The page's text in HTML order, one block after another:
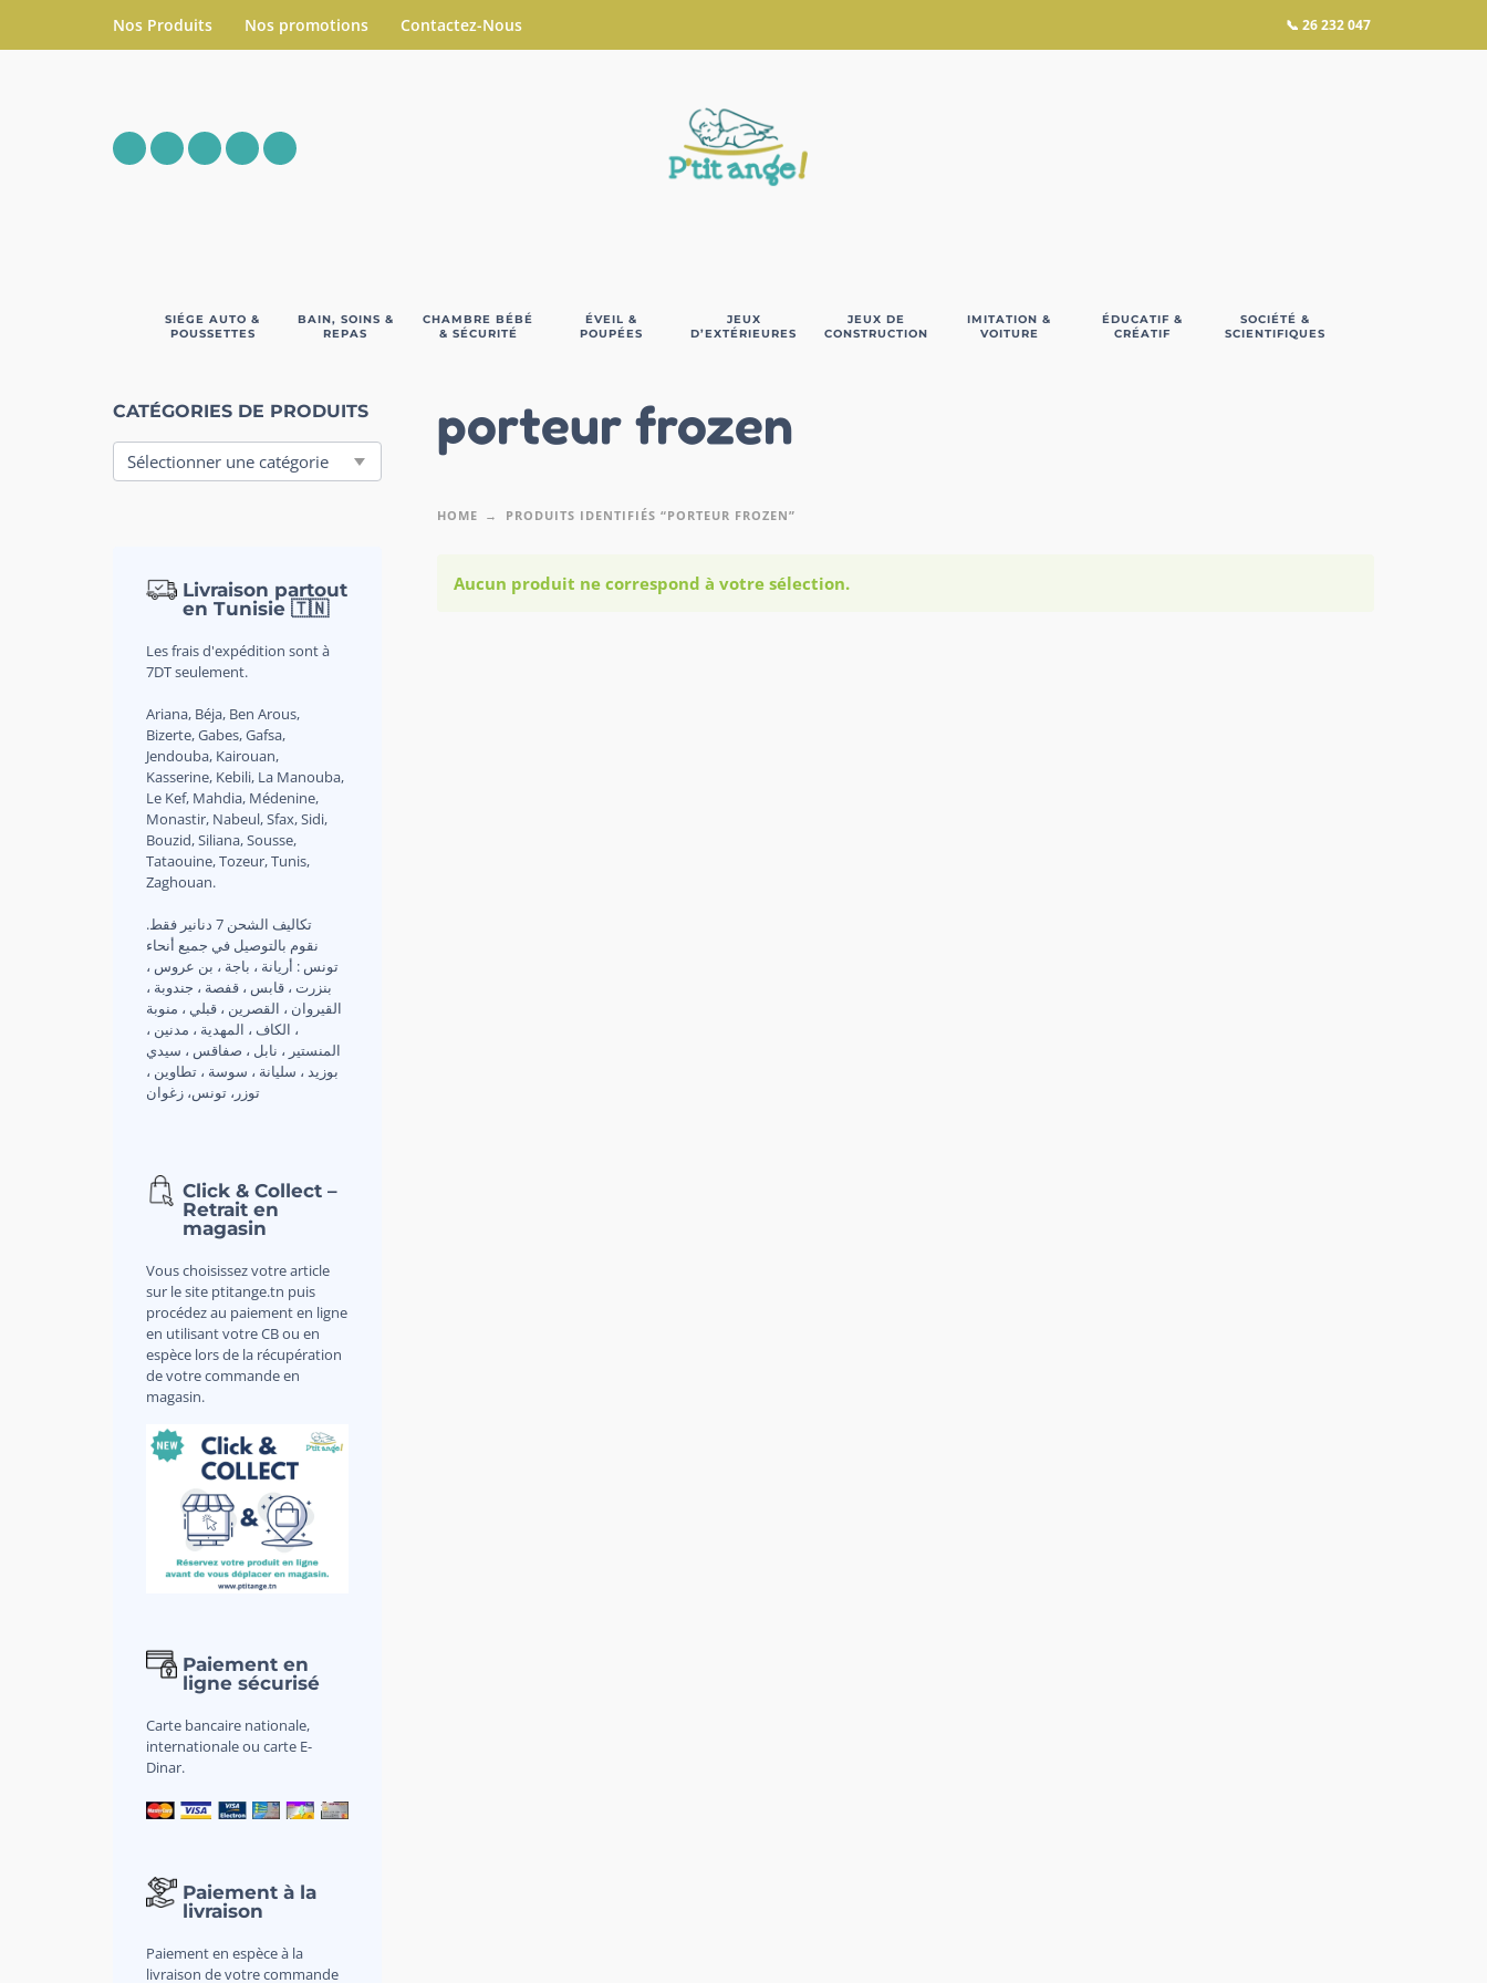
Nos Produits Nos promotions Contactez-Nous 📞 26 232 047
SIÉGE AUTO &
POUSSETTES
BAIN, SOINS &
REPAS
CHAMBRE BÉBÉ
& SÉCURITÉ
ÉVEIL &
POUPÉES
JEUX
D’EXTÉRIEURES
JEUX DE
CONSTRUCTION
IMITATION &
VOITURE
ÉDUCATIF &
CRÉATIF
SOCIÉTÉ &
SCIENTIFIQUES
CATÉGORIES DE PRODUITS
Livraison partout
en Tunisie 🇹🇳
Les frais d'expédition sont à
7DT seulement.
Ariana, Béja, Ben Arous,
Bizerte, Gabes, Gafsa,
Jendouba, Kairouan,
Kasserine, Kebili, La Manouba,
Le Kef, Mahdia, Médenine,
Monastir, Nabeul, Sfax, Sidi,
Bouzid, Siliana, Sousse,
Tataouine, Tozeur, Tunis,
Zaghouan.
.تكاليف الشحن 7 دنانير فقط
نقوم بالتوصيل في جميع أنحاء
تونس : أريانة ، باجة ، بن عروس ،
بنزرت ، قابس ، قفصة ، جندوبة ،
القيروان ، القصرين ، قبلي ، منوبة
، الكاف ، المهدية ، مدنين ،
المنستير ، نابل ، صفاقس ، سيدي
بوزيد ، سليانة ، سوسة ، تطاوين ،
توزر، تونس، زغوان
Click & Collect –
Retrait en
magasin
Vous choisissez votre article
sur le site ptitange.tn puis
procédez au paiement en ligne
en utilisant votre CB ou en
espèce lors de la récupération
de votre commande en
magasin.
Paiement en
ligne sécurisé
Carte bancaire nationale,
internationale ou carte E-
Dinar.
Paiement à la
livraison
Paiement en espèce à la
livraison de votre commande
porteur frozen
HOME PRODUITS IDENTIFIÉS “PORTEUR FROZEN”
Aucun produit ne correspond à votre sélection.